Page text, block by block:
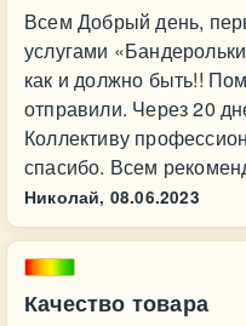
Всем Добрый день,
услугами
как и должно быть!!
отправили. Через 20
Коллективу
спасибо. Всем
Николай, 08.06.2023
Качество товара